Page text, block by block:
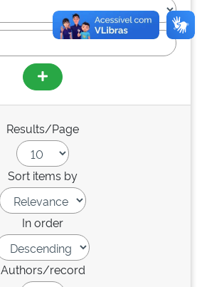
Results/Page
Sort items by
In order
Authors/record